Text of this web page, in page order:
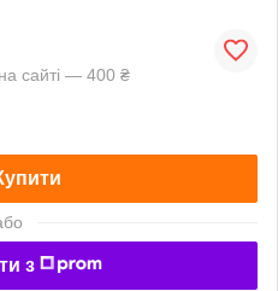
сайті — 400 ₴
з